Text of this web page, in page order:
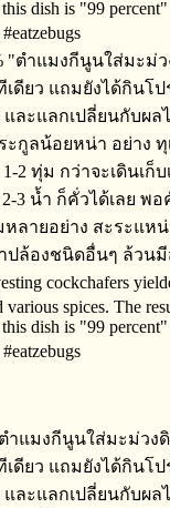
ตำแมงกีนูนใส่มะม่
ดียว​ แถมยังได้กิน
ละแลกเปลี่ย​นกับ​